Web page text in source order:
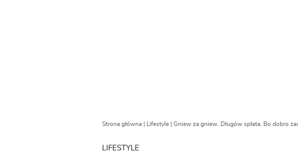
Strona główna| Lifestyle| Gniew za gniew. Długów spłata. Bo dobro
LIFESTYLE